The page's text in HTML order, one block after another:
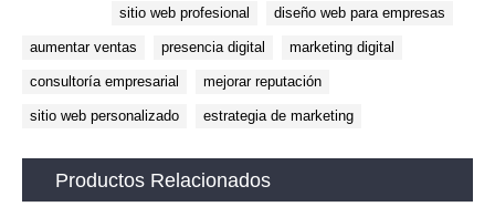
sitio web profesional diseño web para empresas
aumentar ventas presencia digital marketing digital
consultoría empresarial mejorar reputación
sitio web personalizado estrategia de marketing
Productos Relacionados